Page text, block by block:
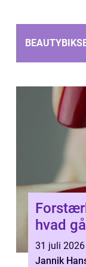
hvad
31 juli 2026
Jannik